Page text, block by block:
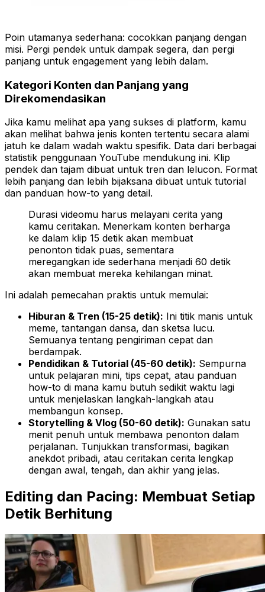
Poin utamanya sederhana: cocokkan panjang dengan
misi. Pergi pendek untuk dampak segera, dan pergi
panjang untuk engagement yang lebih dalam.
Kategori Konten dan Panjang yang
Direkomendasikan
Jika kamu melihat apa yang sukses di platform, kamu
akan melihat bahwa jenis konten tertentu secara alami
jatuh ke dalam wadah waktu spesifik. Data dari berbagai
statistik penggunaan YouTube mendukung ini. Klip
pendek dan tajam dibuat untuk tren dan lelucon. Format
lebih panjang dan lebih bijaksana dibuat untuk tutorial
dan panduan how-to yang detail.
Durasi videomu harus melayani cerita yang
kamu ceritakan. Menerkam konten berharga
ke dalam klip 15 detik akan membuat
penonton tidak puas, sementara
meregangkan ide sederhana menjadi 60 detik
akan membuat mereka kehilangan minat.
Ini adalah pemecahan praktis untuk memulai:
Hiburan & Tren (15-25 detik): Ini titik manis untuk
meme, tantangan dansa, dan sketsa lucu.
Semuanya tentang pengiriman cepat dan
berdampak.
Pendidikan & Tutorial (45-60 detik): Sempurna
untuk pelajaran mini, tips cepat, atau panduan
how-to di mana kamu butuh sedikit waktu lagi
untuk menjelaskan langkah-langkah atau
membangun konsep.
Storytelling & Vlog (50-60 detik): Gunakan satu
menit penuh untuk membawa penonton dalam
perjalanan. Tunjukkan transformasi, bagikan
anekdot pribadi, atau ceritakan cerita lengkap
dengan awal, tengah, dan akhir yang jelas.
Editing dan Pacing: Membuat Setiap
Detik Berhitung